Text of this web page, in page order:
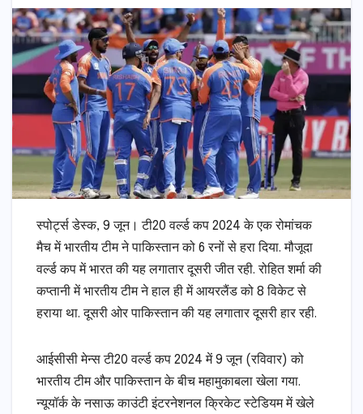
स्पोर्ट्स डेस्क, 9 जून। टी20 वर्ल्ड कप 2024 के एक रोमांचक
मैच में भारतीय टीम ने पाकिस्तान को 6 रनों से हरा दिया. मौजूदा
वर्ल्ड कप में भारत की यह लगातार दूसरी जीत रही. रोहित शर्मा की
कप्तानी में भारतीय टीम ने हाल ही में आयरलैंड को 8 विकेट से
हराया था. दूसरी ओर पाकिस्तान की यह लगातार दूसरी हार रही.
आईसीसी मेन्स टी20 वर्ल्ड कप 2024 में 9 जून (रविवार) को
भारतीय टीम और पाकिस्तान के बीच महामुकाबला खेला गया.
न्यूयॉर्क के नसाऊ काउंटी इंटरनेशनल क्रिकेट स्टेडियम में खेले